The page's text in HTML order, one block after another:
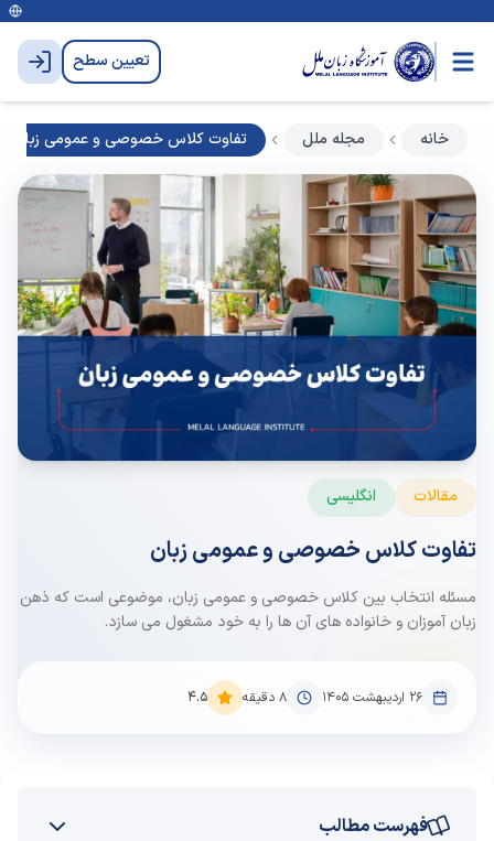
تعیین سطح
خانه مجله ملل تفاوت کلاس خصوصی و عمومی زبان
مقالات انگلیسی
تفاوت کلاس خصوصی و عمومی زبان
مسئله انتخاب بین کلاس خصوصی و عمومی زبان، موضوعی است که ذهن
زبان آموزان و خانواده های آن ها را به خود مشغول می سازد.
۲۶ اردیبهشت ۱۴۰۵ 8 دقیقه 4.5
فهرست مطالب